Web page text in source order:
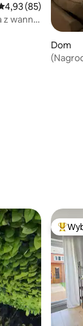
ocena: 4,93
4,93 (85)
z wanną
Dom
gości